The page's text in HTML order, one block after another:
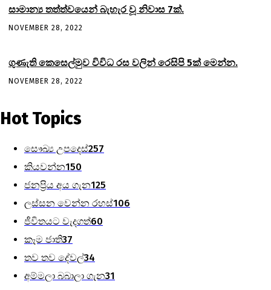
සාමාන්‍ය තත්ත්වයෙන් බැහැර වූ නිවාස 7ක්.
NOVEMBER 28, 2022
ගුණැති කෙසෙල්මුව විවිධ රස වලින් රෙසිපි 5ක් මෙන්න.
NOVEMBER 28, 2022
Hot Topics
සෞඛ්‍ය උපදෙස්257
කියවන්න150
ජනප්‍රිය අය ගැන125
ලස්සන වෙන්න රහස්106
ජීවිතයට වැදගත්60
කෑම ජාති37
තව තව දේවල්34
අම්මලා බබාලා ගැන31